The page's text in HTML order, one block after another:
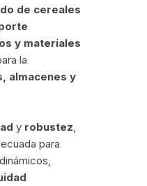
de cereales
y materiales
la
almacenes y
y robustez
para